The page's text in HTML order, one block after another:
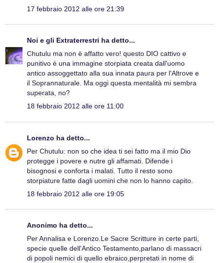
17 febbraio 2012 alle ore 21:39
Noi e gli Extraterrestri ha detto...
Chutulu ma non è affatto vero! questo DIO cattivo e
punitivo è una immagine storpiata creata dall'uomo
antico assoggettato alla sua innata paura per l'Altrove e
il Soprannaturale. Ma oggi questa mentalità mi sembra
superata, no?
18 febbraio 2012 alle ore 11:00
Lorenzo ha detto...
Per Chutulu: non so che idea ti sei fatto ma il mio Dio
protegge i povere e nutre gli affamati. Difende i
bisognosi e conforta i malati. Tutto il resto sono
storpiature fatte dagli uomini che non lo hanno capito.
18 febbraio 2012 alle ore 19:05
Anonimo ha detto...
Per Annalisa e Lorenzo.Le Sacre Scritture in certe parti,
specie quelle dell'Antico Testamento,parlano di massacri
di popoli nemici di quello ebraico,perpretati in nome di